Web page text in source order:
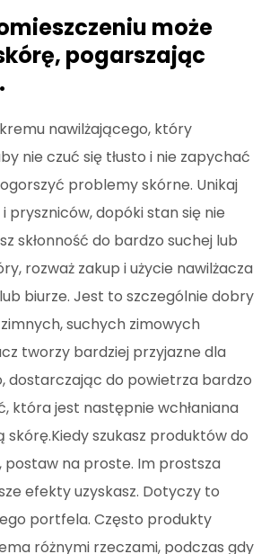
może
pogarszając
nawilżającego, który
nie czuć się tłusto i nie zapychać
problemy skórne. Unikaj
pryszniców, dopóki stan się nie
skłonność do bardzo suchej lub
rozważ zakup i użycie nawilżacza
biurze. Jest to szczególnie dobry
suchych zimowych
tworzy bardziej przyjazne dla
dostarczając do powietrza bardzo
która jest następnie wchłaniana
skórę.Kiedy szukasz produktów do
postaw na proste. Im prostsza
efekty uzyskasz. Dotyczy to
portfela. Często produkty
różnymi rzeczami, podczas gdy